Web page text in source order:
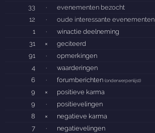
33
·
evenementen bezocht
12
·
oude interessante evenementen
1
·
winactie deelneming
31
×
geciteerd
91
·
opmerkingen
4
·
waarderingen
6
· forumberichten(onderwerpenlijst)
9 ×
positieve karma
9
·
positievelingen
8
×
negatieve karma
7
· negatievelingen